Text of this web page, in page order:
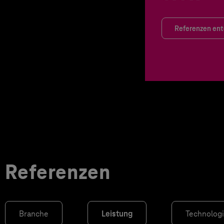
Referenzen
Referenzen
Branche Leistung